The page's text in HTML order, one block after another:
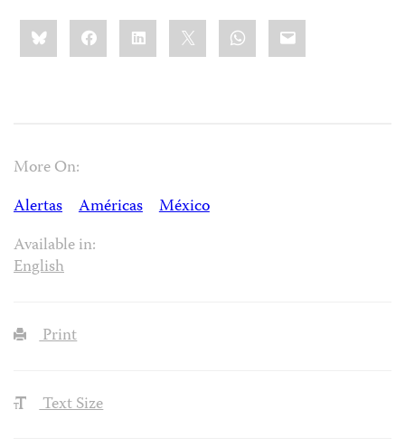
Share
this:BlueskyFacebookLinkedIn WhatsApp
Email
More On:
Alertas
Américas
México
Available in:
English
Print
Text Size